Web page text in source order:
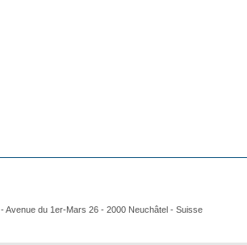
- Avenue du 1er-Mars 26 - 2000 Neuchâtel - Suisse